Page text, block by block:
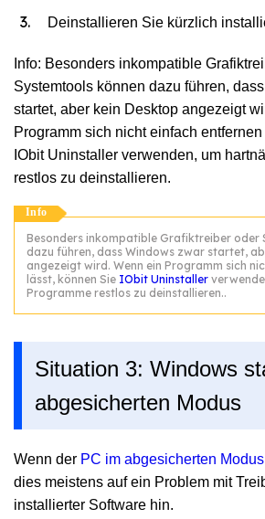
Deinstallieren Sie kürzlich
Info: Besonders inkompatible
Systemtools können dazu führen,
startet, aber kein Desktop angezeigt
Programm sich nicht einfach
IObit Uninstaller verwenden, um
restlos zu deinstallieren.
Info
Besonders inkompatible Grafiktreiber oder
dazu führen, dass Windows zwar startet,
angezeigt wird. Wenn ein Programm sich
lässt, können Sie IObit Uninstaller
Programme restlos zu deinstallieren..
Situation 3: Windows
abgesicherten Modus
Wenn der PC im abgesicherten Modus
dies meistens auf ein Problem mit
installierter Software hin.